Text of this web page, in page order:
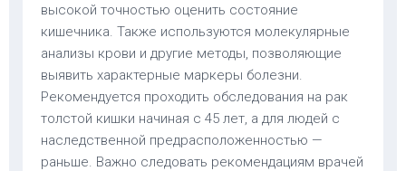
высокой точностью оценить состояние
кишечника. Также используются молекулярные
анализы крови и другие методы, позволяющие
выявить характерные маркеры болезни.
Рекомендуется проходить обследования на рак
толстой кишки начиная с 45 лет, а для людей с
наследственной предрасположенностью —
раньше. Важно следовать рекомендациям врачей